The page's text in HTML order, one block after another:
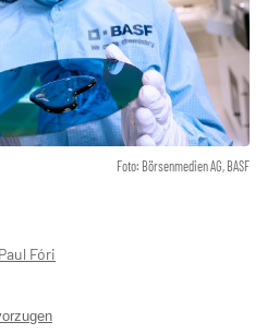
Foto: Börsenmedien AG, BASF
Fóri